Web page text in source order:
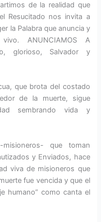
de la realidad que
Resucitado nos invita a
la Palabra que anuncia y
ANUNCIAMOS A
glorioso, Salvador y
que brota del costado
de la muerte, sigue
sembrando vida y
que toman
y Enviados, hace
viva de misioneros que
fue vencida y que el
humano” como canta el